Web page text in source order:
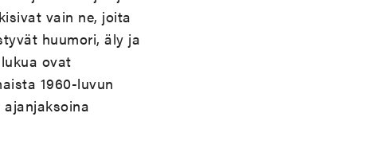
vain ne, joita
huumori, äly ja
ovat
1960-luvun